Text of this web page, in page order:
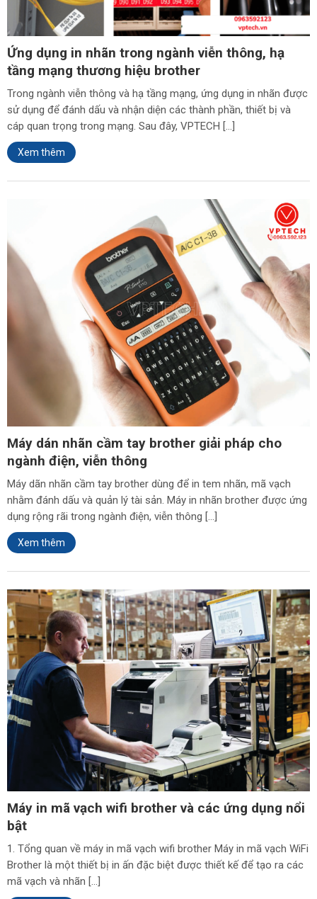
Ứng dụng in nhãn trong ngành viễn thông, hạ
tầng mạng thương hiệu brother
Trong ngành viễn thông và hạ tầng mạng, ứng dụng in nhãn được
sử dụng để đánh dấu và nhận diện các thành phần, thiết bị và
cáp quan trọng trong mạng. Sau đây, VPTECH […]
Xem thêm
Máy dán nhãn cầm tay brother giải pháp cho
ngành điện, viễn thông
Máy dãn nhãn cầm tay brother dùng để in tem nhãn, mã vạch
nhằm đánh dấu và quản lý tài sản. Máy in nhãn brother được ứng
dụng rộng rãi trong ngành điện, viễn thông […]
Xem thêm
Máy in mã vạch wifi brother và các ứng dụng nổi
bật
1. Tổng quan về máy in mã vạch wifi brother Máy in mã vạch WiFi
Brother là một thiết bị in ấn đặc biệt được thiết kế để tạo ra các
mã vạch và nhãn […]